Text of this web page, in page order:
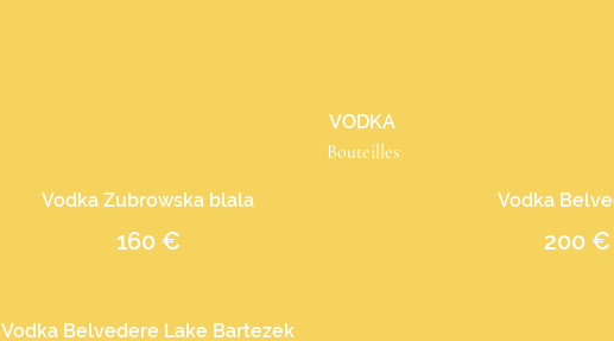
VODKA
Bouteilles
Vodka Zubrowska blala
160 €
Vodka
200 €
Vodka Belvedere Lake Bartezek